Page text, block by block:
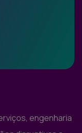
engenharia